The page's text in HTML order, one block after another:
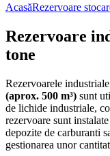
AcasăRezervoare
Rezervoare
tone
Rezervoarele
(aprox. 500 m³) sunt
de lichide industriale,
rezervoare sunt
depozite de carburanti
gestionarea unor